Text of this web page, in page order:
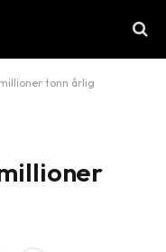
tonn årlig